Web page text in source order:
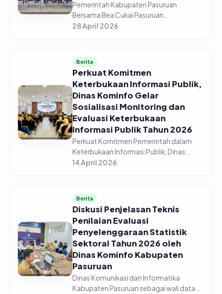
Pemerintah Kabupaten Pasuruan
Bersama Bea Cukai Pasuruan
melaksanakan pemusnahan jutaan
27/04/2026. Pemusn...
28 April 2026
Berita
Perkuat Komitmen
Keterbukaan Informasi Publik,
Dinas Kominfo Gelar
Sosialisasi Monitoring dan
Evaluasi Keterbukaan
Informasi Publik Tahun 2026
Perkuat Komitmen Pemerintah dalam
Keterbukaan Informasi Publik, Dinas
Komunikasi dan Informatika Kabupaten
14 April 2026
Berita
Diskusi Penjelasan Teknis
Penilaian Evaluasi
Penyelenggaraan Statistik
Sektoral Tahun 2026 oleh
Dinas Kominfo Kabupaten
Pasuruan
Dinas Komunikasi dan Informatika
Kabupaten Pasuruan sebagai wali data